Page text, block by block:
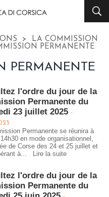
>
LA COMMISSION
PERMANENTE
PERMANENTE
l'ordre du jour de la
Permanente du
23 juillet 2025 -
Permanente se réunira à
en mode organisationnel,
de Corse des 24 et 25 juillet et
à...
Lire la suite
l'ordre du jour de la
Permanente du